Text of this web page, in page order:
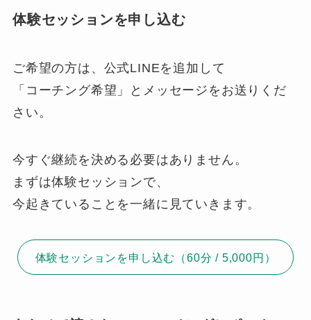
体験セッションを申し込む
ご希望の方は、公式LINEを追加して
「コーチング希望」とメッセージをお送りくだ
さい。
今すぐ継続を決める必要はありません。
まずは体験セッションで、
今起きていることを一緒に見ていきます。
体験セッションを申し込む（60分 / 5,000円）